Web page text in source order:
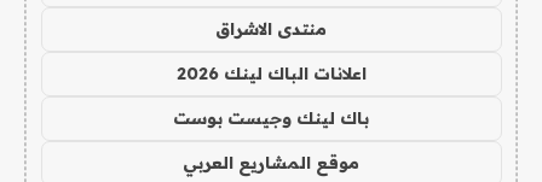
منتدى الاشراق
اعلانات الباك لينك 2026
باك لينك وجيست بوست
موقع المشاريع العربي